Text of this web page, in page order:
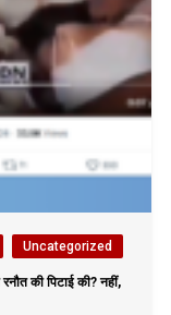
Uncategorized
की पिटाई की? नहीं,